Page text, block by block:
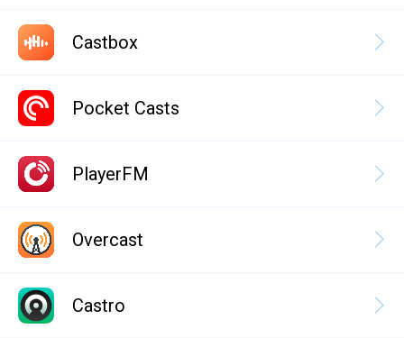
Castbox
Pocket Casts
PlayerFM
Overcast
Castro